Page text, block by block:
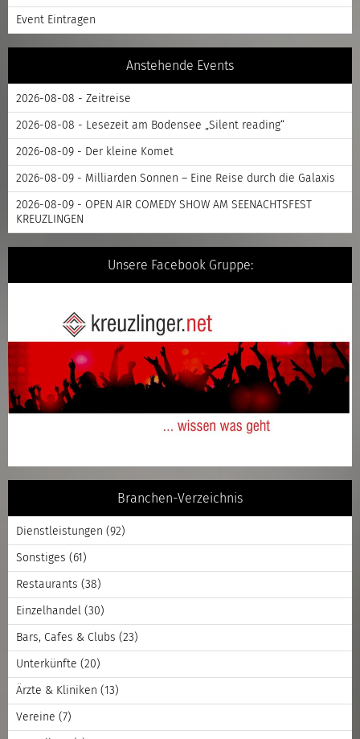
Event Eintragen
Anstehende Events
2026-08-08 - Zeitreise
2026-08-08 - Lesezeit am Bodensee „Silent reading“
2026-08-09 - Der kleine Komet
2026-08-09 - Milliarden Sonnen – Eine Reise durch die Galaxis
2026-08-09 - OPEN AIR COMEDY SHOW AM SEENACHTSFEST
KREUZLINGEN
Unsere Facebook Gruppe:
Branchen-Verzeichnis
Dienstleistungen (92)
Sonstiges (61)
Restaurants (38)
Einzelhandel (30)
Bars, Cafes & Clubs (23)
Unterkünfte (20)
Ärzte & Kliniken (13)
Vereine (7)